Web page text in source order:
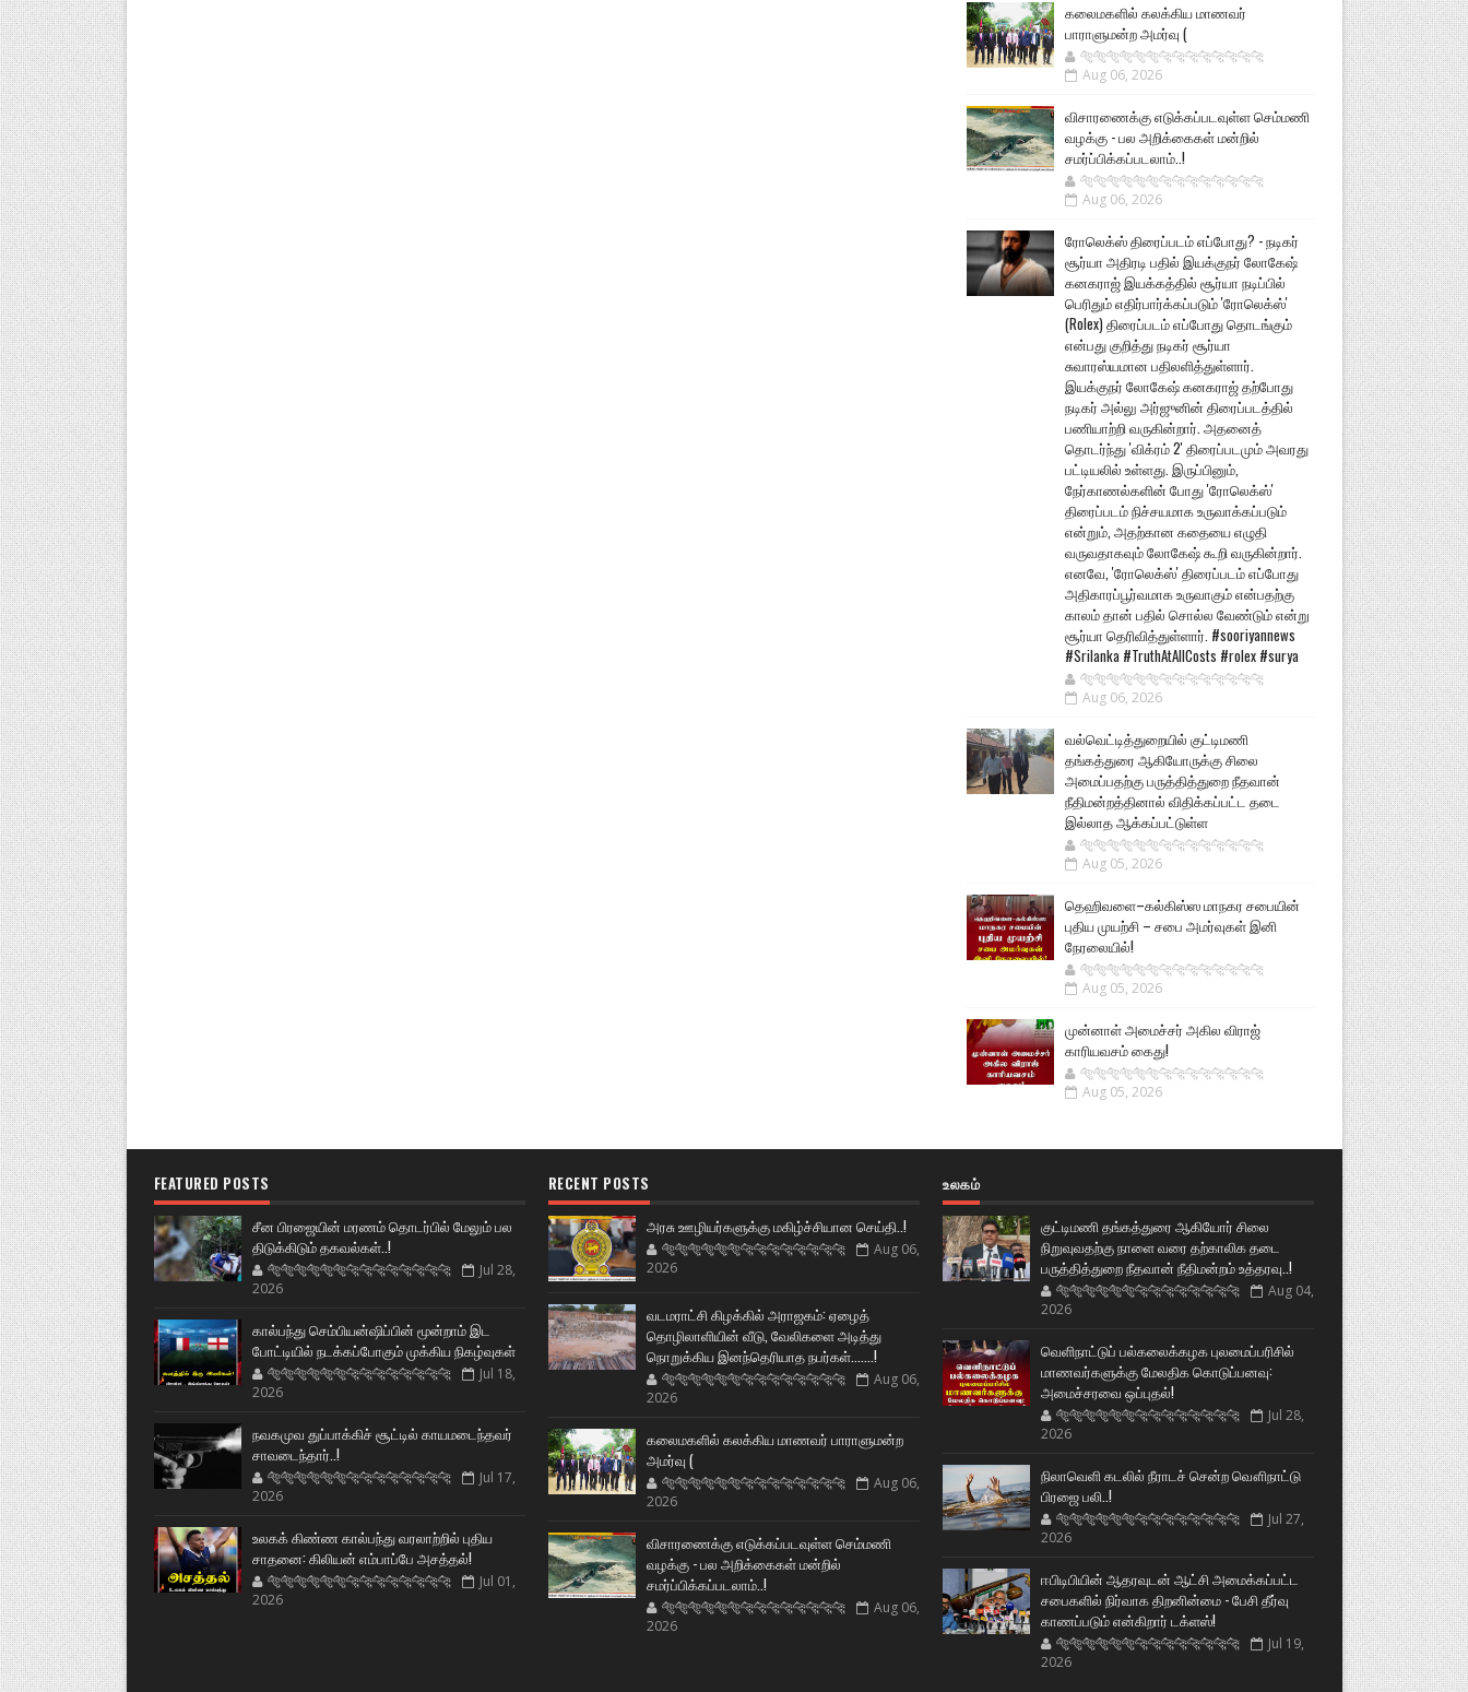
கலைமகளில் கலக்கிய மாணவர்
பாராளுமன்ற அமர்வு (
🐅🐅🐅🐅🐅🐅🐆🐆🐆🐆🐆🐆🐆🐆
Aug 06, 2026
விசாரணைக்கு எடுக்கப்படவுள்ள செம்மணி
வழக்கு - பல அறிக்கைகள் மன்றில்
சமர்ப்பிக்கப்படலாம்..!
🐅🐅🐅🐅🐅🐅🐆🐆🐆🐆🐆🐆🐆🐆
Aug 06, 2026
ரோலெக்ஸ் திரைப்படம் எப்போது? - நடிகர்
சூர்யா அதிரடி பதில் இயக்குநர் லோகேஷ்
கனகராஜ் இயக்கத்தில் சூர்யா நடிப்பில்
பெரிதும் எதிர்பார்க்கப்படும் 'ரோலெக்ஸ்'
(Rolex) திரைப்படம் எப்போது தொடங்கும்
என்பது குறித்து நடிகர் சூர்யா
சுவாரஸ்யமான பதிலளித்துள்ளார்.
இயக்குநர் லோகேஷ் கனகராஜ் தற்போது
நடிகர் அல்லு அர்ஜுனின் திரைப்படத்தில்
பணியாற்றி வருகின்றார். அதனைத்
தொடர்ந்து 'விக்ரம் 2' திரைப்படமும் அவரது
பட்டியலில் உள்ளது. இருப்பினும்,
நேர்காணல்களின் போது 'ரோலெக்ஸ்'
திரைப்படம் நிச்சயமாக உருவாக்கப்படும்
என்றும், அதற்கான கதையை எழுதி
வருவதாகவும் லோகேஷ் கூறி வருகின்றார்.
எனவே, 'ரோலெக்ஸ்' திரைப்படம் எப்போது
அதிகாரப்பூர்வமாக உருவாகும் என்பதற்கு
காலம் தான் பதில் சொல்ல வேண்டும் என்று
சூர்யா தெரிவித்துள்ளார். #sooriyannews
#Srilanka #TruthAtAllCosts #rolex #surya
🐅🐅🐅🐅🐅🐅🐆🐆🐆🐆🐆🐆🐆🐆
Aug 06, 2026
வல்வெட்டித்துறையில் குட்டிமணி
தங்கத்துரை ஆகியோருக்கு சிலை
அமைப்பதற்கு பருத்தித்துறை நீதவான்
நீதிமன்றத்தினால் விதிக்கப்பட்ட தடை
இல்லாத ஆக்கப்பட்டுள்ள
🐅🐅🐅🐅🐅🐅🐆🐆🐆🐆🐆🐆🐆🐆
Aug 05, 2026
தெஹிவளை–கல்கிஸ்ஸ மாநகர சபையின்
புதிய முயற்சி – சபை அமர்வுகள் இனி
நேரலையில்!
🐅🐅🐅🐅🐅🐅🐆🐆🐆🐆🐆🐆🐆🐆
Aug 05, 2026
முன்னாள் அமைச்சர் அகில விராஜ்
காரியவசம் கைது!
🐅🐅🐅🐅🐅🐅🐆🐆🐆🐆🐆🐆🐆🐆
Aug 05, 2026
FEATURED POSTS
சீன பிரஜையின் மரணம் தொடர்பில் மேலும் பல
திடுக்கிடும் தகவல்கள்..!
🐅🐅🐅🐅🐅🐅🐆🐆🐆🐆🐆🐆🐆🐆
Jul 28,
2026
கால்பந்து செம்பியன்ஷிப்பின் மூன்றாம் இட
போட்டியில் நடக்கப்போகும் முக்கிய நிகழ்வுகள்
🐅🐅🐅🐅🐅🐅🐆🐆🐆🐆🐆🐆🐆🐆
Jul 18,
2026
நவகமுவ துப்பாக்கிச் சூட்டில் காயமடைந்தவர்
சாவடைந்தார்..!
🐅🐅🐅🐅🐅🐅🐆🐆🐆🐆🐆🐆🐆🐆
Jul 17,
2026
உலகக் கிண்ண கால்பந்து வரலாற்றில் புதிய
சாதனை: கிலியன் எம்பாப்பே அசத்தல்!
🐅🐅🐅🐅🐅🐅🐆🐆🐆🐆🐆🐆🐆🐆
Jul 01,
2026
RECENT POSTS
அரசு ஊழியர்களுக்கு மகிழ்ச்சியான செய்தி..!
🐅🐅🐅🐅🐅🐅🐆🐆🐆🐆🐆🐆🐆🐆
Aug 06,
2026
வடமராட்சி கிழக்கில் அராஜகம்: ஏழைத்
தொழிலாளியின் வீடு, வேலிகளை அடித்து
நொறுக்கிய இனந்தெரியாத நபர்கள்.......!
🐅🐅🐅🐅🐅🐅🐆🐆🐆🐆🐆🐆🐆🐆
Aug 06,
2026
கலைமகளில் கலக்கிய மாணவர் பாராளுமன்ற
அமர்வு (
🐅🐅🐅🐅🐅🐅🐆🐆🐆🐆🐆🐆🐆🐆
Aug 06,
2026
விசாரணைக்கு எடுக்கப்படவுள்ள செம்மணி
வழக்கு - பல அறிக்கைகள் மன்றில்
சமர்ப்பிக்கப்படலாம்..!
🐅🐅🐅🐅🐅🐅🐆🐆🐆🐆🐆🐆🐆🐆
Aug 06,
2026
உலகம்
குட்டிமணி தங்கத்துரை ஆகியோர் சிலை
நிறுவுவதற்கு நாளை வரை தற்காலிக தடை
பருத்தித்துறை நீதவான் நீதிமன்றம் உத்தரவு..!
🐅🐅🐅🐅🐅🐅🐆🐆🐆🐆🐆🐆🐆🐆
Aug 04,
2026
வெளிநாட்டுப் பல்கலைக்கழக புலமைப்பரிசில்
மாணவர்களுக்கு மேலதிக கொடுப்பனவு:
அமைச்சரவை ஒப்புதல்!
🐅🐅🐅🐅🐅🐅🐆🐆🐆🐆🐆🐆🐆🐆
Jul 28,
2026
நிலாவெளி கடலில் நீராடச் சென்ற வௌிநாட்டு
பிரஜை பலி..!
🐅🐅🐅🐅🐅🐅🐆🐆🐆🐆🐆🐆🐆🐆
Jul 27,
2026
ஈபிடிபியின் ஆதரவுடன் ஆட்சி அமைக்கப்பட்ட
சபைகளில் நிர்வாக திறனின்மை - பேசி தீர்வு
காணப்படும் என்கிறார் டக்ளஸ்!
🐅🐅🐅🐅🐅🐅🐆🐆🐆🐆🐆🐆🐆🐆
Jul 19,
2026